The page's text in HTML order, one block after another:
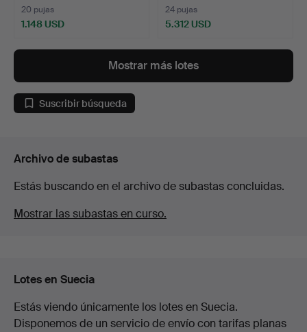
20 pujas
1.148 USD
24 pujas
5.312 USD
Mostrar más lotes
Suscribir búsqueda
Archivo de subastas
Estás buscando en el archivo de subastas concluidas.
Mostrar las subastas en curso.
Lotes en Suecia
Estás viendo únicamente los lotes en Suecia.
Disponemos de un servicio de envío con tarifas planas